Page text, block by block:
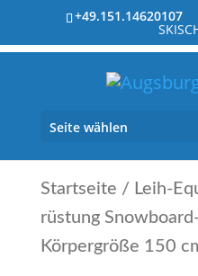
+49.151.14620107
Seite wählen
Startseite / Leih-
rüs­tung
Kör­per­grö­ße 150